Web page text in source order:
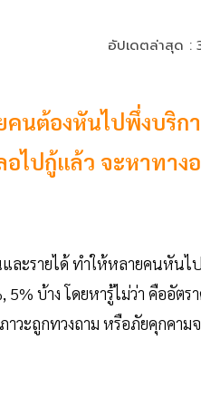
อัปเดตล่าสุด :
นต้องหันไปพึ่งบริก
ไปกู้แล้ว จะหาทาง
ละรายได้ ทำให้หลายคนหันไ
5% บ้าง โดยหารู้ไม่ว่า คืออัตร
ะถูกทวงถาม หรือภัยคุกคาม